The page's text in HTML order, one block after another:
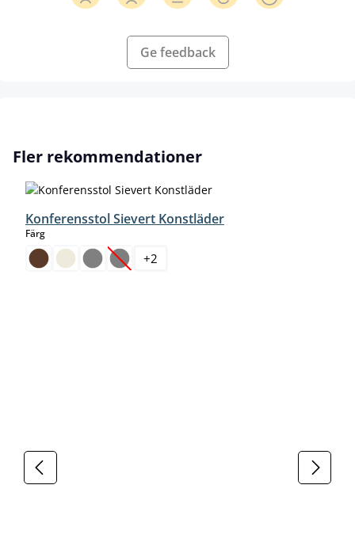
Ge feedback
Hoppa över produktgalleri
Fler rekommendationer
Konferensstol Sievert Konstläder
Färgselect
(Det här alternativet är för närvarande inte
+2